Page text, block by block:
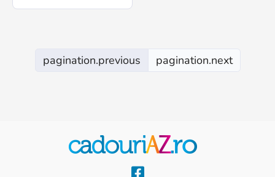
pagination.previous pagination.next